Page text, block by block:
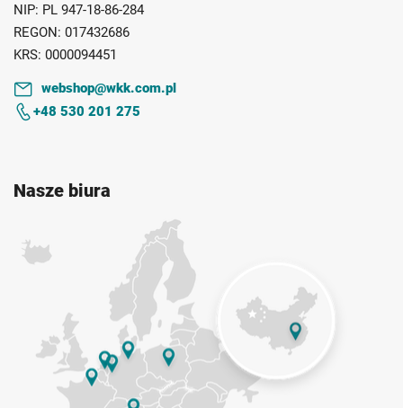
NIP: PL 947-18-86-284
REGON: 017432686
KRS: 0000094451
webshop@wkk.com.pl
+48 530 201 275
Nasze biura